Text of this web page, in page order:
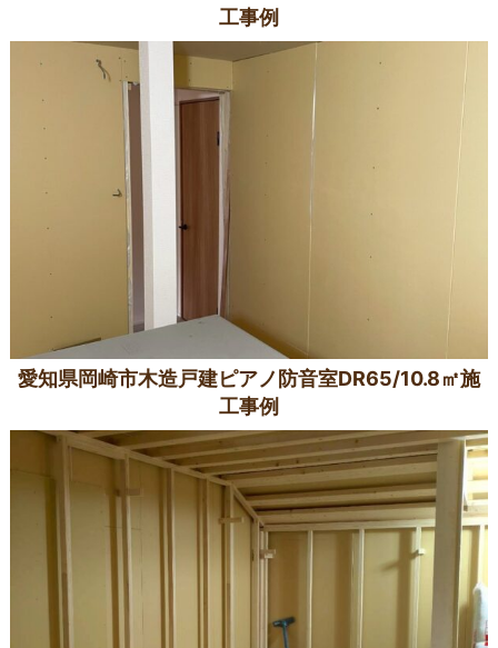
工事例
愛知県岡崎市木造戸建ピアノ防音室DR65/10.8㎡施
工事例